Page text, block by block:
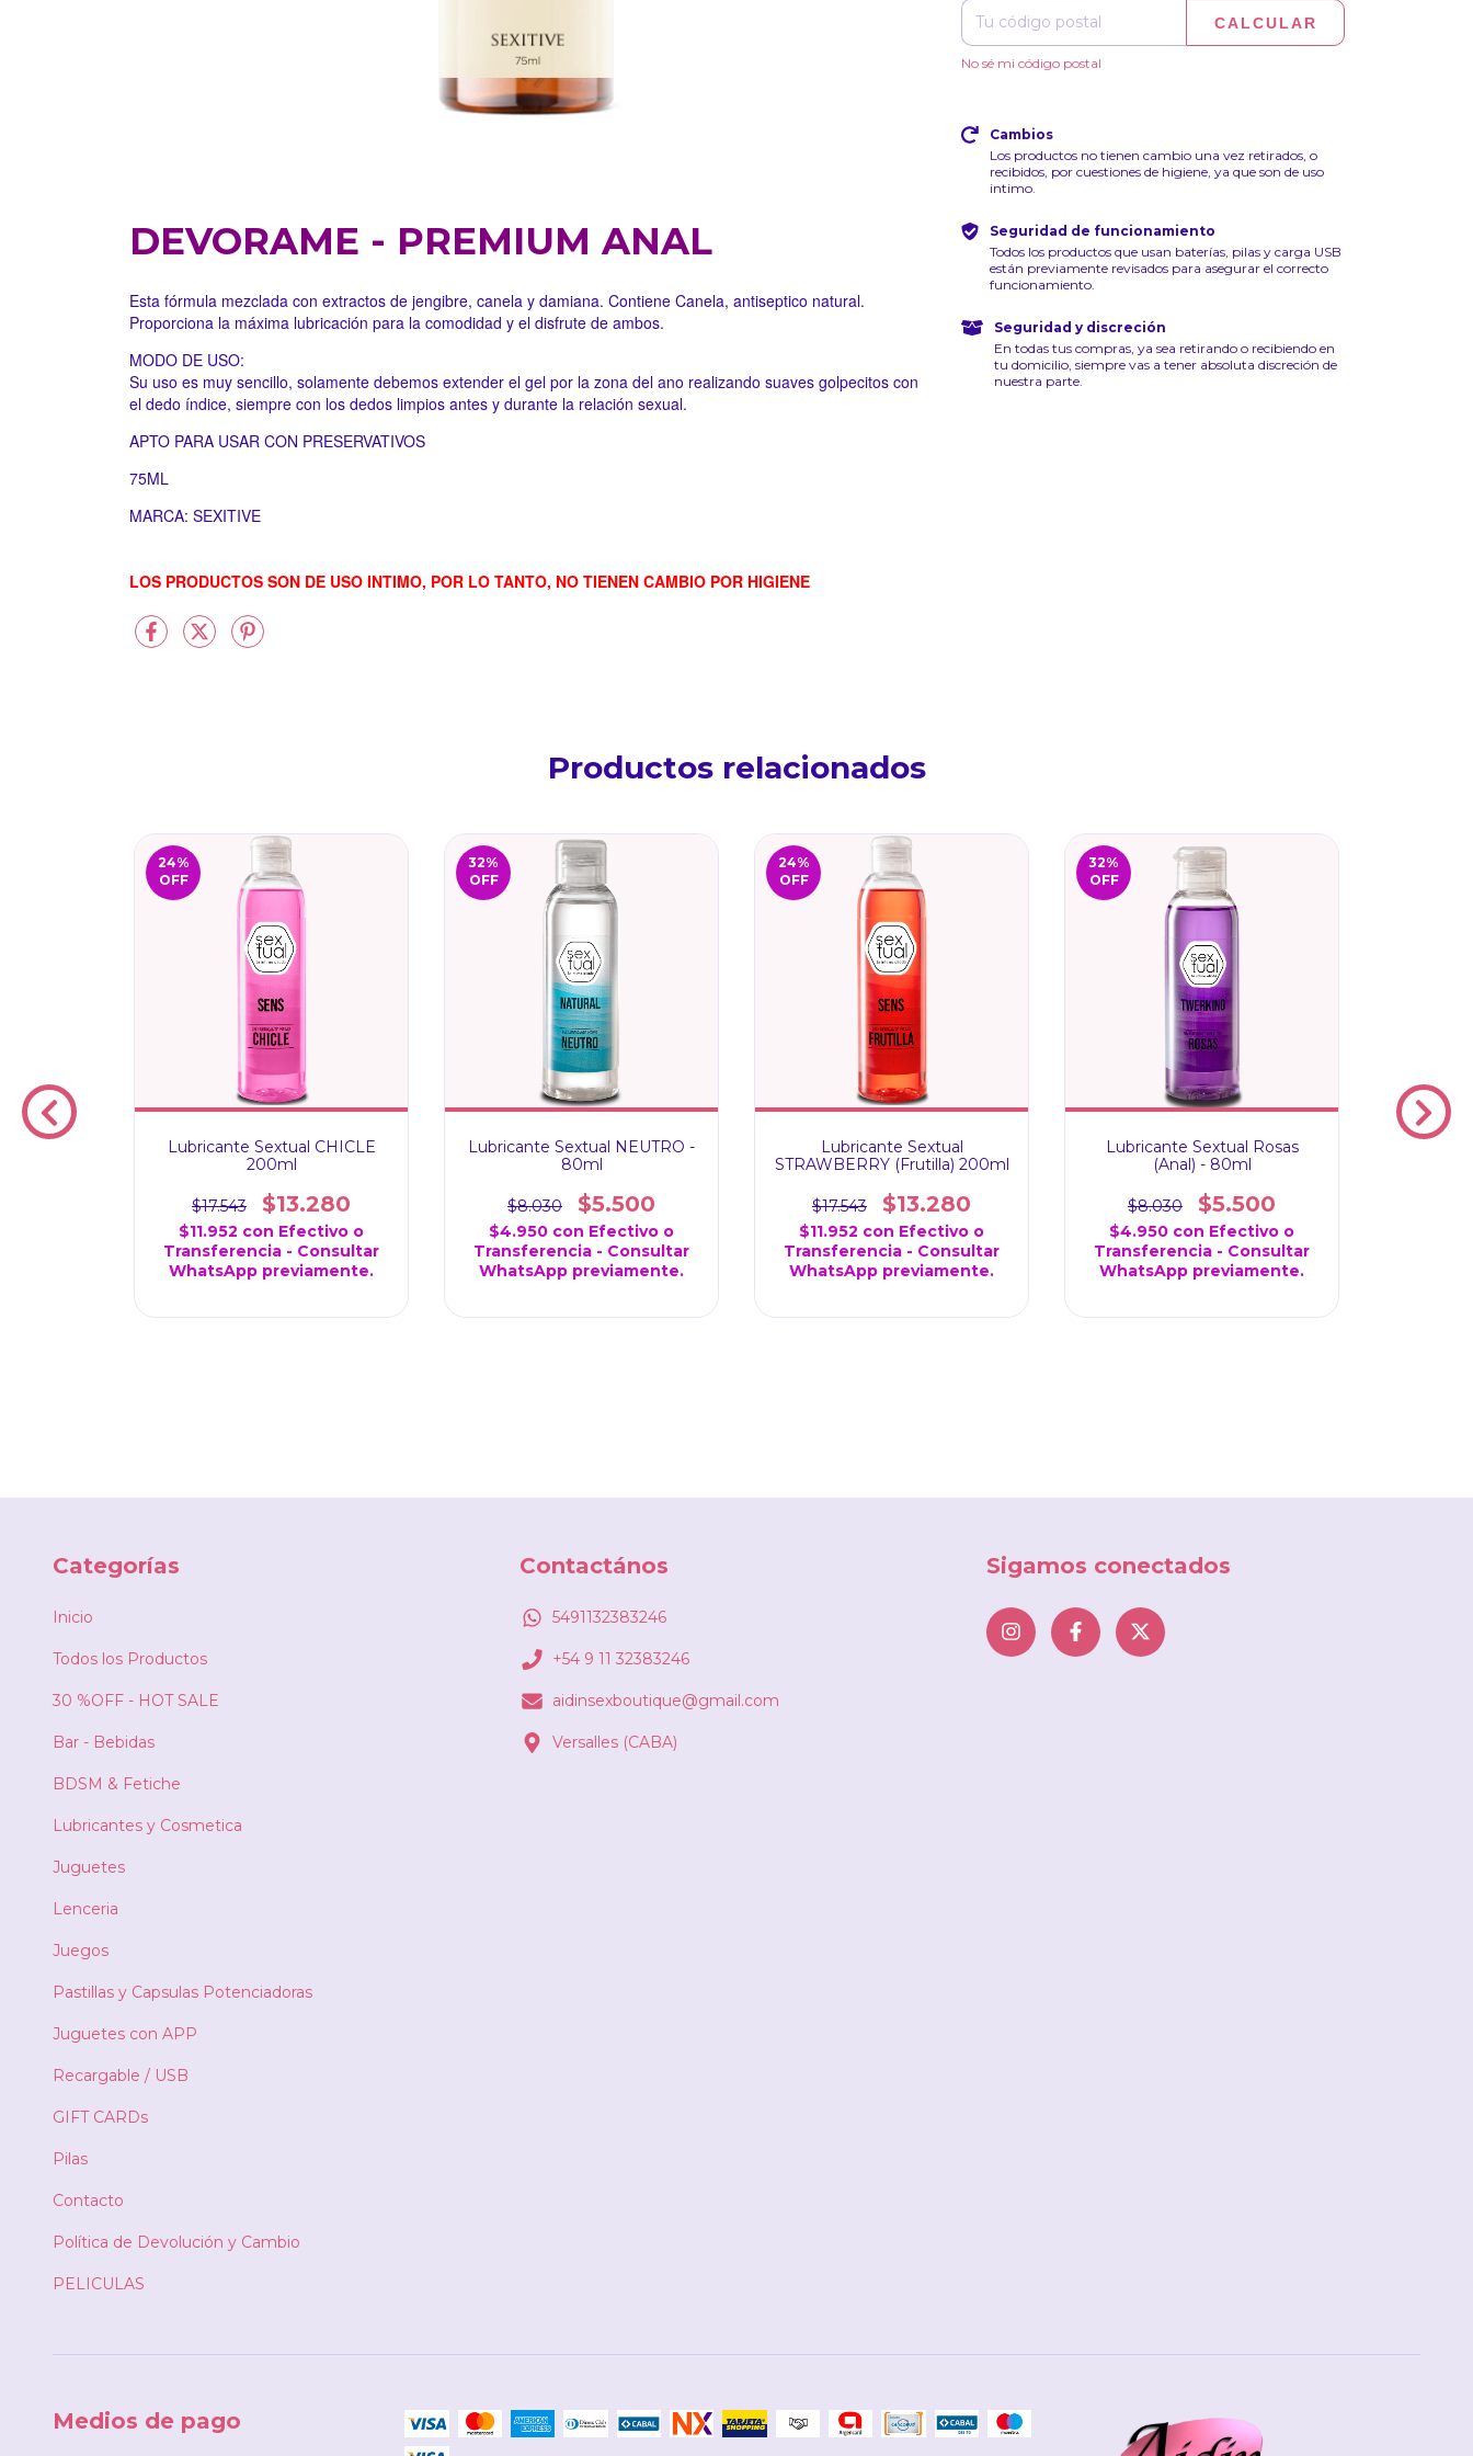
DEVORAME - PREMIUM ANAL
Esta fórmula mezclada con extractos de jengibre, canela y damiana. Contiene Canela, antiseptico natural.
Proporciona la máxima lubricación para la comodidad y el disfrute de ambos.
MODO DE USO:
Su uso es muy sencillo, solamente debemos extender el gel por la zona del ano realizando suaves golpecitos con
el dedo índice, siempre con los dedos limpios antes y durante la relación sexual.
APTO PARA USAR CON PRESERVATIVOS
75ML
MARCA: SEXITIVE
LOS PRODUCTOS SON DE USO INTIMO, POR LO TANTO, NO TIENEN CAMBIO POR HIGIENE
CALCULAR
No sé mi código postal
Cambios
Los productos no tienen cambio una vez retirados, o
recibidos, por cuestiones de higiene, ya que son de uso
intimo.
Seguridad de funcionamiento
Todos los productos que usan baterías, pilas y carga USB
están previamente revisados para asegurar el correcto
funcionamiento.
Seguridad y discreción
En todas tus compras, ya sea retirando o recibiendo en
tu domicilio, siempre vas a tener absoluta discreción de
nuestra parte.
Productos relacionados
24%
OFF
Lubricante Sextual CHICLE
200ml
$17.543 $13.280
$11.952 con Efectivo o
Transferencia - Consultar
WhatsApp previamente.
32%
OFF
Lubricante Sextual NEUTRO -
80ml
$8.030 $5.500
$4.950 con Efectivo o
Transferencia - Consultar
WhatsApp previamente.
24%
OFF
Lubricante Sextual
STRAWBERRY (Frutilla) 200ml
$17.543 $13.280
$11.952 con Efectivo o
Transferencia - Consultar
WhatsApp previamente.
32%
OFF
Lubricante Sextual Rosas
(Anal) - 80ml
$8.030 $5.500
$4.950 con Efectivo o
Transferencia - Consultar
WhatsApp previamente.
Categorías
Inicio
Todos los Productos
30 %OFF - HOT SALE
Bar - Bebidas
BDSM & Fetiche
Lubricantes y Cosmetica
Juguetes
Lenceria
Juegos
Pastillas y Capsulas Potenciadoras
Juguetes con APP
Recargable / USB
GIFT CARDs
Pilas
Contacto
Política de Devolución y Cambio
PELICULAS
Contactános
5491132383246
+54 9 11 32383246
aidinsexboutique@gmail.com
Versalles (CABA)
Sigamos conectados
Medios de pago